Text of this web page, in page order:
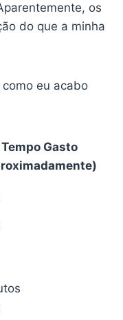
os
do que a minha
eu acabo
Tempo Gasto